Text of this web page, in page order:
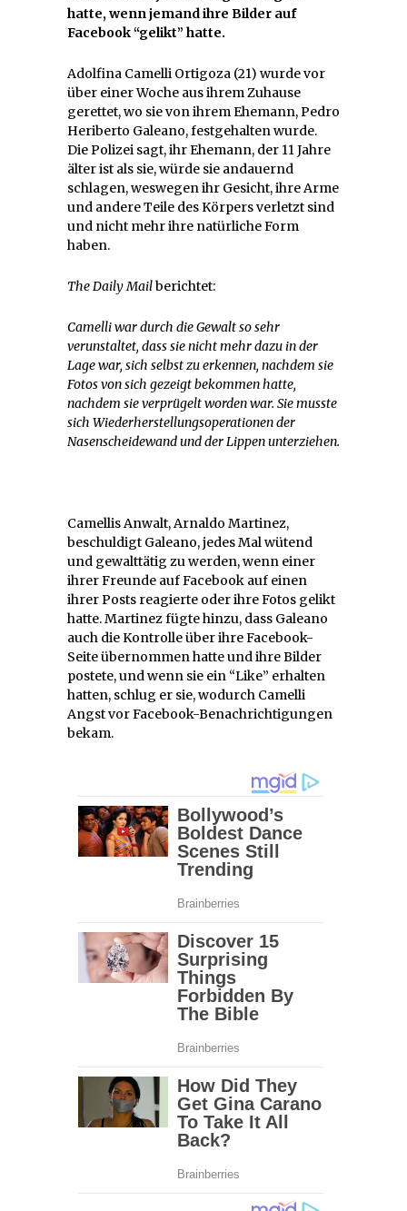
hatte, wenn jemand ihre Bilder auf
Facebook “gelikt” hatte.
Adolfina Camelli Ortigoza (21) wurde vor
über einer Woche aus ihrem Zuhause
gerettet, wo sie von ihrem Ehemann, Pedro
Heriberto Galeano, festgehalten wurde.
Die Polizei sagt, ihr Ehemann, der 11 Jahre
älter ist als sie, würde sie andauernd
schlagen, weswegen ihr Gesicht, ihre Arme
und andere Teile des Körpers verletzt sind
und nicht mehr ihre natürliche Form
haben.
The Daily Mailberichtet:
Camelli war durch die Gewalt so sehr
verunstaltet, dass sie nicht mehr dazu in der
Lage war, sich selbst zu erkennen, nachdem sie
Fotos von sich gezeigt bekommen hatte,
nachdem sie verprügelt worden war. Sie musste
sich Wiederherstellungsoperationen der
Nasenscheidewand und der Lippen unterziehen.
Camellis Anwalt, Arnaldo Martinez,
beschuldigt Galeano, jedes Mal wütend
und gewalttätig zu werden, wenn einer
ihrer Freunde auf Facebook auf einen
ihrer Posts reagierte oder ihre Fotos gelikt
hatte. Martinez fügte hinzu, dass Galeano
auch die Kontrolle über ihre Facebook-
Seite übernommen hatte und ihre Bilder
postete, und wenn sie ein “Like” erhalten
hatten, schlug er sie, wodurch Camelli
Angst vor Facebook-Benachrichtigungen
bekam.